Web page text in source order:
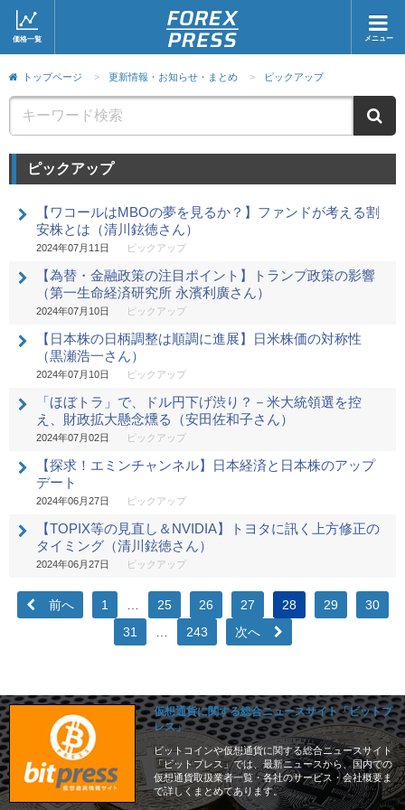
価格一覧 メニュー
ホーム ニュース
取引会社
トップページ > 更新情報・お知らせ・まとめ > ピックアップ
ピックアップ
【ワコールはMBOの夢を見るか？】ファンドが考える割
安株とは（清川鉉徳さん）
2024年07月11日 ピックアップ
【為替・金融政策の注目ポイント】トランプ政策の影響
（第一生命経済研究所 永濱利廣さん）
2024年07月10日 ピックアップ
【日本株の日柄調整は順調に進展】日米株価の対称性
（黒瀬浩一さん）
2024年07月10日 ピックアップ
「ほぼトラ」で、ドル円下げ渋り？－米大統領選を控
え、財政拡大懸念燻る（安田佐和子さん）
2024年07月02日 ピックアップ
【探求！エミンチャンネル】日本経済と日本株のアップ
デート
2024年06月27日 ピックアップ
【TOPIX等の見直し＆NVIDIA】トヨタに訊く上方修正の
タイミング（清川鉉徳さん）
2024年06月27日 ピックアップ
前へ 1 25 26 27 28 29
30
31
243 次へ
仮想通貨に関する総合ニュースサイト「ビットプ
レス」
ビットコインや仮想通貨に関する総合ニュースサイト
「ビットプレス」では、最新ニュースから、国内での
仮想通貨取扱業者一覧・各社のサービス・会社概要ま
で詳しくまとめてあります。